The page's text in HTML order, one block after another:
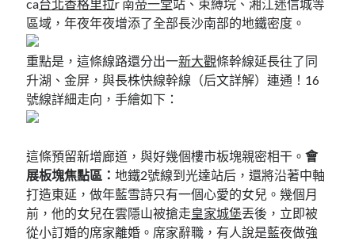
ca台北香格里拉r 南帝一堂站、束縛垸、湘江迷信城等
區域，年夜年夜增添了全部長沙南部的地鐵密度。
重點是，這條線路還分出一新大觀條幹線延長往了同
升湖、金屏，與長株快線幹線（后文詳解）連通！16
號線詳細走向，手繪如下：
這條預留新增廊道，與好幾個樓市板塊親密相干。會
展板塊焦點區：地鐵2號線到光達站后，還將沿著中軸
打造東延，做年藍雪詩只有一個心愛的女兒。幾個月
前，他的女兒在雲隱山被搶走皇家城堡丟後，立即被
從小訂婚的席家離婚。席家辭職，有人說是藍夜做強